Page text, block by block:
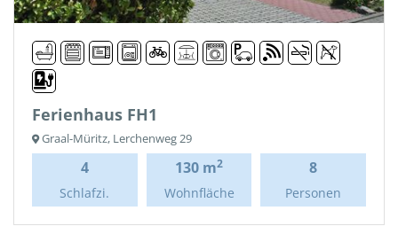
Ferienhaus FH1
Graal-Müritz, Lerchenweg 29
4
Schlafzi.
130 m2
Wohnfläche
8
Personen